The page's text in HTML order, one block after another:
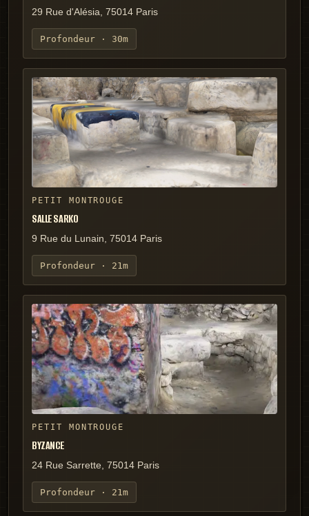
29 Rue d'Alésia, 75014 Paris
Profondeur · 30m
PETIT MONTROUGE
SALLE SARKO
9 Rue du Lunain, 75014 Paris
Profondeur · 21m
PETIT MONTROUGE
BYZANCE
24 Rue Sarrette, 75014 Paris
Profondeur · 21m